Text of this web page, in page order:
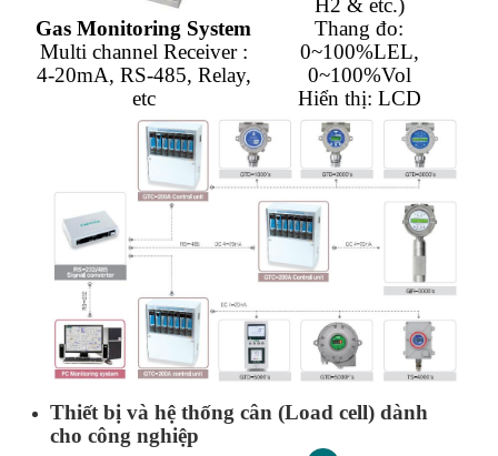
Gas Monitoring System
Multi channel Receiver :
4-20mA, RS-485, Relay,
etc
H2 & etc.)
Thang đo:
0~100%LEL,
0~100%Vol
Hiển thị: LCD
Thiết bị và hệ thống cân (Load cell) dành
cho công nghiệp